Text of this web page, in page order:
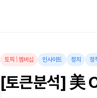
토픽 멤버십 인사이트 정치 정
[토큰분석] 美